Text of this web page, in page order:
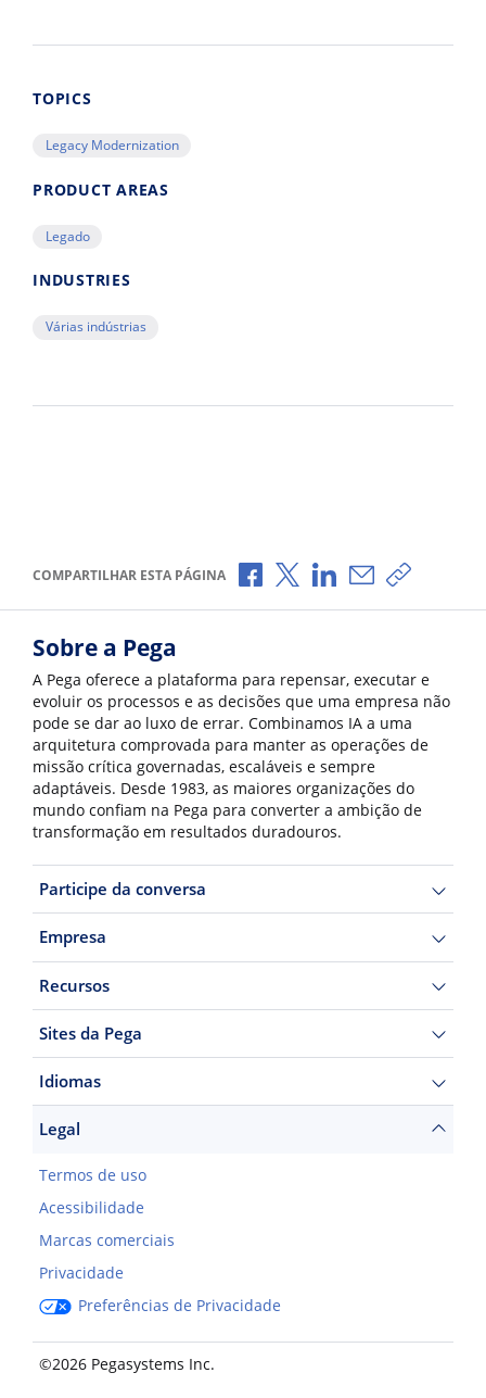
TOPICS
Legacy Modernization
PRODUCT AREAS
Legado
INDUSTRIES
Várias indústrias
COMPARTILHAR ESTA PÁGINA Compartilhar no Facebook
Compartilhar no X
Compartilhar no
Compartilhar
Copiar
Sobre a Pega
A Pega oferece a plataforma para repensar, executar e
evoluir os processos e as decisões que uma empresa não
pode se dar ao luxo de errar. Combinamos IA a uma
arquitetura comprovada para manter as operações de
missão crítica governadas, escaláveis e sempre
adaptáveis. Desde 1983, as maiores organizações do
mundo confiam na Pega para converter a ambição de
transformação em resultados duradouros.
Participe da conversa
Empresa
Recursos
Sites da Pega
Idiomas
Legal
Termos de uso
Acessibilidade
Marcas comerciais
Privacidade
Preferências de Privacidade
©2026 Pegasystems Inc.